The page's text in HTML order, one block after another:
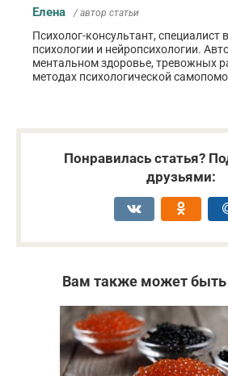
Елена / автор статьи
Психолог-консультант, специалист
психологии и нейропсихологии.
ментальном здоровье, тревожных
методах психологической
Понравилась статья?
друзьями:
Вам также может быть